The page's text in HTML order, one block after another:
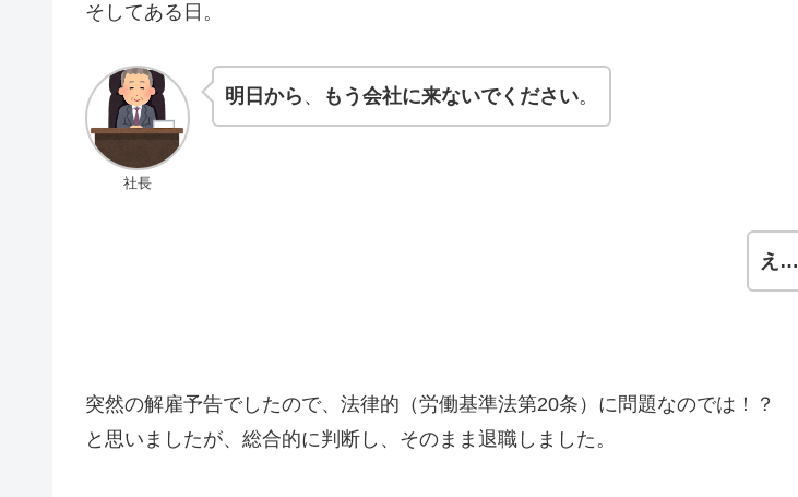
そしてある日。
社長
明日から 、 もう会社に来ないでください。
え…
突然の解雇予告でしたので、法律的（労働基準法第20条）に問題なのでは！？
と思いましたが、総合的に判断し、そのまま退職しました。